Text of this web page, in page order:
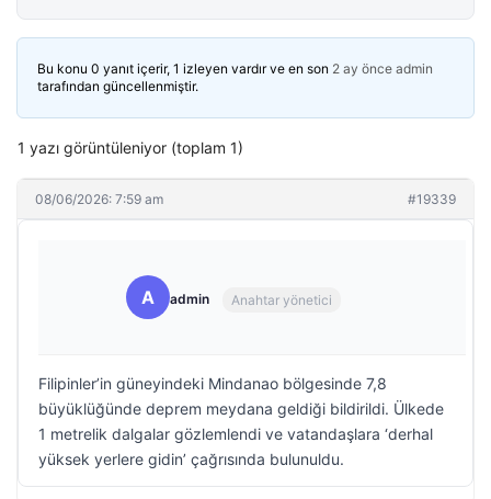
Bu konu 0 yanıt içerir, 1 izleyen vardır ve en son 2 ay önce admin
tarafından güncellenmiştir.
1 yazı görüntüleniyor (toplam 1)
08/06/2026: 7:59 am #19339
A admin Anahtar yönetici
Filipinler’in güneyindeki Mindanao bölgesinde 7,8
büyüklüğünde deprem meydana geldiği bildirildi. Ülkede
1 metrelik dalgalar gözlemlendi ve vatandaşlara ‘derhal
yüksek yerlere gidin’ çağrısında bulunuldu.